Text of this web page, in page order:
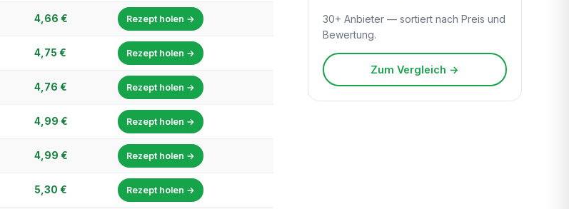
4,66 € Rezept holen →
4,75 € Rezept holen →
4,76 € Rezept holen →
4,99 € Rezept holen →
4,99 € Rezept holen →
5,30 € Rezept holen →
30+ Anbieter — sortiert nach Preis und
Bewertung.
Zum Vergleich →